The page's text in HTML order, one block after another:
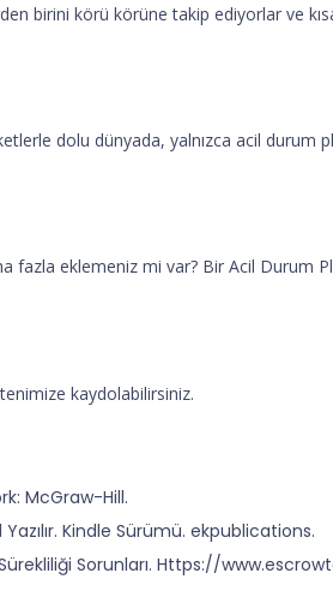
birini körü körüne takip ediyorlar ve
dolu dünyada, yalnızca acil durum
fazla eklemeniz mi var? Bir Acil Durum
kaydolabilirsiniz.
McGraw-Hill.
Kindle Sürümü. ekpublications.
Sürekliliği Sorunları. Https://